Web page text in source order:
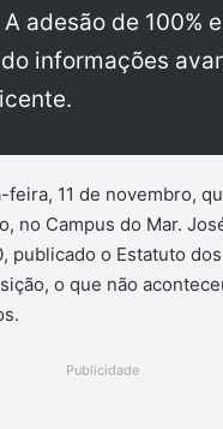
adesão de 100%
informações
11 de novembro,
no Campus do Mar.
publicado o Estatuto
o que não
Publicidade